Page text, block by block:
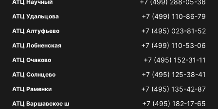
АТЦ Научный +7 (499) 288-05-36
АТЦ Удальцова +7 (499) 110-86-79
АТЦ Алтуфьево +7 (495) 023-81-52
АТЦ Лобненская +7 (499) 110-53-06
АТЦ Очаково +7 (495) 152-31-11
АТЦ Солнцево +7 (495) 125-38-41
АТЦ Раменки +7 (495) 135-42-87
АТЦ Варшавское ш +7 (495) 182-17-65